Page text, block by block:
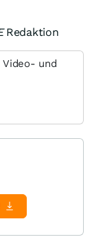
Redaktion
Video- und